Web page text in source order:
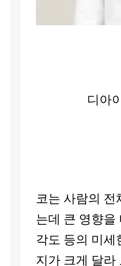
디아
코는 사람의
는데 큰 영향을
각도 등의 미세
지가 크게 달라